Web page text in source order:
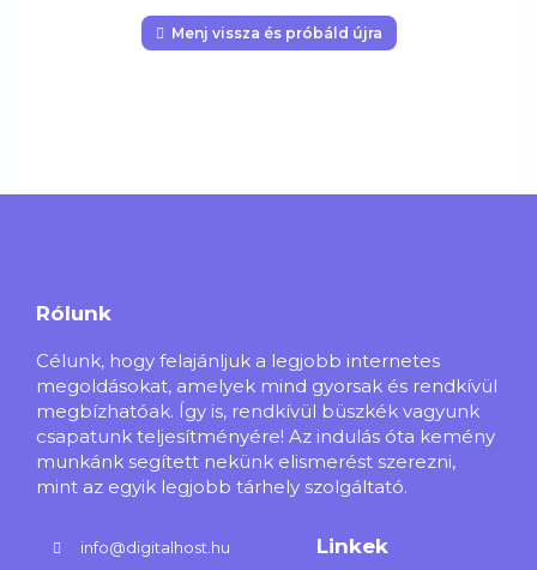
Menj vissza és próbáld újra
Rólunk
Célunk, hogy felajánljuk a legjobb internetes
megoldásokat, amelyek mind gyorsak és rendkívül
megbízhatóak. Így is, rendkívül büszkék vagyunk
csapatunk teljesítményére! Az indulás óta kemény
munkánk segített nekünk elismerést szerezni,
mint az egyik legjobb tárhely szolgáltató.
info@digitalhost.hu Linkek